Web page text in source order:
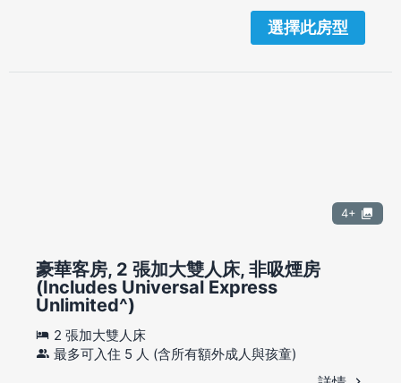
選擇此房型
4+
豪華客房, 2 張加大雙人床, 非吸煙房
(Includes Universal Express
Unlimited^)
2 張加大雙人床
最多可入住 5 人 (含所有額外成人與孩童)